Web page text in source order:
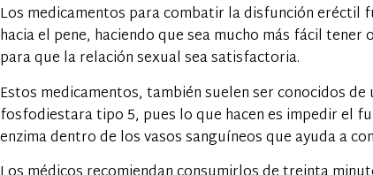
Los medicamentos para combatir la disfunción eréctil
hacia el pene, haciendo que sea mucho más fácil
para que la relación sexual sea satisfactoria.
Estos medicamentos, también suelen ser conocidos
fosfodiestara tipo 5, pues lo que hacen es impedir el
enzima dentro de los vasos sanguíneos que ayuda a